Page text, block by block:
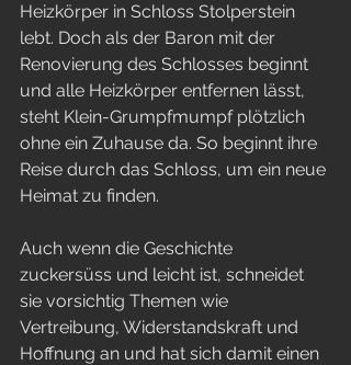
Heizkörper in Schloss Stolperstein
lebt. Doch als der Baron mit der
Renovierung des Schlosses beginnt
und alle Heizkörper entfernen lässt,
steht Klein-Grumpfmumpf plötzlich
ohne ein Zuhause da. So beginnt ihre
Reise durch das Schloss, um ein neue
Heimat zu finden.
Auch wenn die Geschichte
zuckersüss und leicht ist, schneidet
sie vorsichtig Themen wie
Vertreibung, Widerstandskraft und
Hoffnung an und hat sich damit einen